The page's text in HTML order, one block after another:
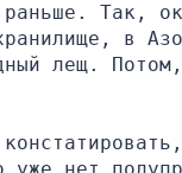
Так,
в
лещ.